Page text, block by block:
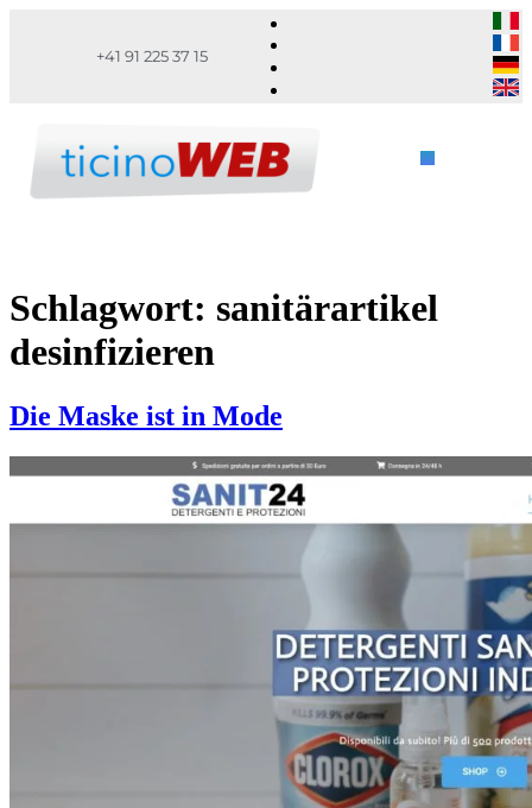
+41 91 225 37 15
Schlagwort: sanitärartikel
desinfizieren
Die Maske ist in Mode